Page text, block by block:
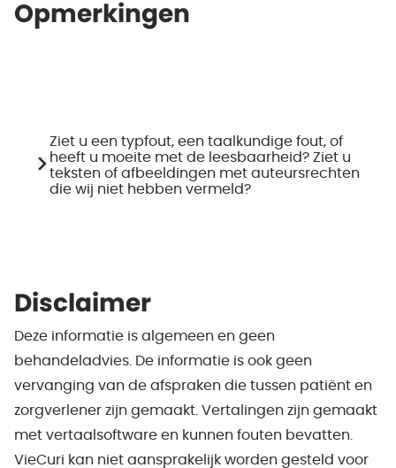
Opmerkingen
Ziet u een typfout, een taalkundige fout, of
heeft u moeite met de leesbaarheid? Ziet u
teksten of afbeeldingen met auteursrechten
die wij niet hebben vermeld?
Disclaimer
Deze informatie is algemeen en geen
behandeladvies. De informatie is ook geen
vervanging van de afspraken die tussen patiënt en
zorgverlener zijn gemaakt. Vertalingen zijn gemaakt
met vertaalsoftware en kunnen fouten bevatten.
VieCuri kan niet aansprakelijk worden gesteld voor